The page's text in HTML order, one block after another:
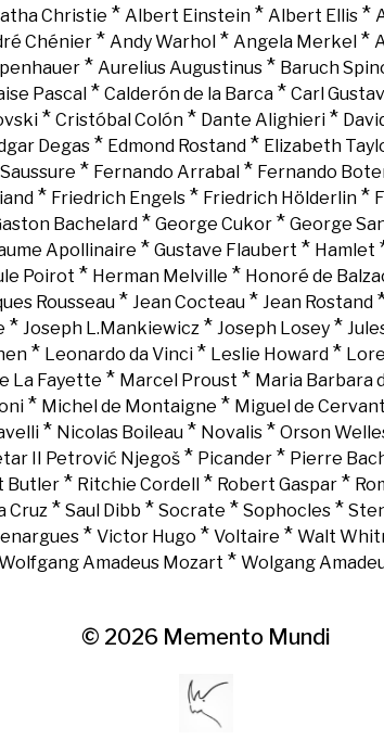
Christie * Albert Einstein* Albert Ellis*
Chénier * Andy Warhol * Angela Merkel *
* Aurelius Augustinus * Baruch
Pascal * Calderón de la Barca * Carl
* Cristóbal Colón * Dante Alighieri *
Degas * Edmond Rostand * Elizabeth
* Fernando Arrabal * Fernando
* Friedrich Engels * Friedrich Hölderlin *
Bachelard * George Cukor * George
Apollinaire * Gustave Flaubert * Hamlet
Poirot * Herman Melville * Honoré de
Rousseau * Jean Cocteau * Jean Rostand
* Joseph L.Mankiewicz* Joseph Losey*
* Leonardo da Vinci* Leslie Howard*
La Fayette * Marcel Proust * Maria Barbara
* Michel de Montaigne * Miguel de
* Nicolas Boileau* Novalis* Orson
II Petrović Njegoš* Picander* Pierre
Butler* Ritchie Cordell * Robert Gaspar*
Cruz* Saul Dibb * Socrate * Sophocles*
* Victor Hugo * Voltaire * Walt
Amadeus Mozart * Wolgang
© 2026 Memento Mundi